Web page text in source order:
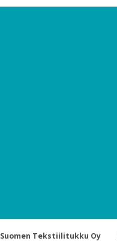
Suomen Tekstiilitukku Oy